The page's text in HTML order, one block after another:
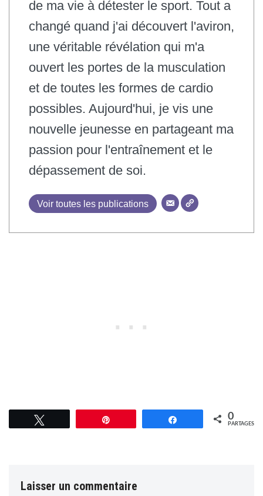
de ma vie à détester le sport. Tout a
changé quand j'ai découvert l'aviron,
une véritable révélation qui m'a
ouvert les portes de la musculation
et de toutes les formes de cardio
possibles. Aujourd'hui, je vis une
nouvelle jeunesse en partageant ma
passion pour l'entraînement et le
dépassement de soi.
Voir toutes les publications
Partagez 0
PARTAGES
Laisser un commentaire